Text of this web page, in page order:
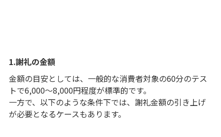
1.謝礼の金額
金額の目安としては、一般的な消費者対象の60分のテス
トで6,000～8,000円程度が標準的です。
一方で、以下のような条件下では、謝礼金額の引き上げ
が必要となるケースもあります。